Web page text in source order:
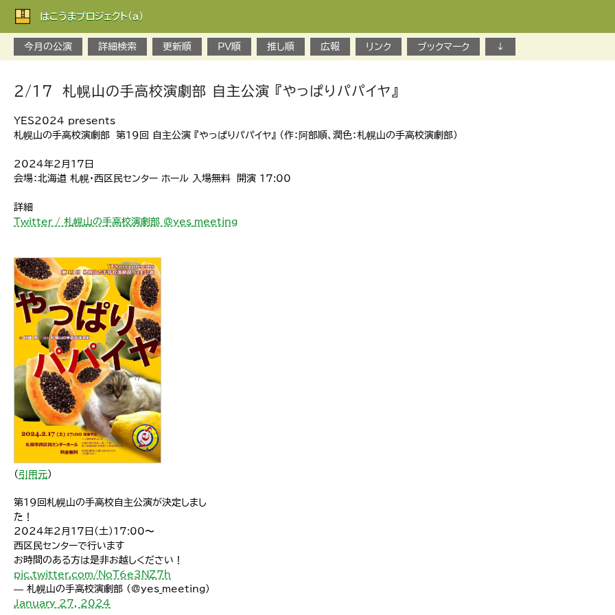
はこうまプロジェクト(a)
今月の公演 詳細検索 更新順 PV順 推し順 広報 リンク ブックマーク ↓
2/17 札幌山の手高校演劇部 自主公演 『やっぱりパパイヤ』
YES2024 presents
札幌山の手高校演劇部 第19回 自主公演 『やっぱりパパイヤ』 （作：阿部順、潤色：札幌山の手高校演劇部）
2024年2月17日
会場：北海道 札幌・西区民センター ホール 入場無料 開演 17:00
詳細
Twitter / 札幌山の手高校演劇部 @yes_meeting
（ 引用元）
第19回札幌山の手高校自主公演が決定しまし
た！
2024年2月17日(土)17:00〜
西区民センターで行います
お時間のある方は是非お越しください！
pic.twitter.com/NoT6e3NZ7h
— 札幌山の手高校演劇部 (@yes_meeting)
January 27, 2024